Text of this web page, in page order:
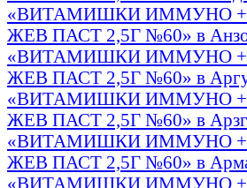
«ВИТАМИШКИ ИММУНО +
ЖЕВ ПАСТ 2,5Г №60» в
«ВИТАМИШКИ ИММУНО +
ЖЕВ ПАСТ 2,5Г №60» в
«ВИТАМИШКИ ИММУНО +
ЖЕВ ПАСТ 2,5Г №60» в
«ВИТАМИШКИ ИММУНО +
ЖЕВ ПАСТ 2,5Г №60» в
«ВИТАМИШКИ ИММУНО +